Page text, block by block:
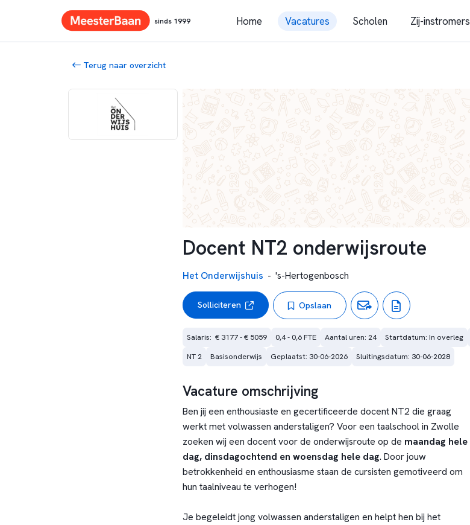
sinds 1999 Home Vacatures Scholen Zij-instromers
Terug naar overzicht
Docent NT2 onderwijsroute
Het Onderwijshuis - 's-Hertogenbosch
Solliciteren Opslaan
Salaris:  € 3177 - € 5059 0,4 - 0,6 FTE Aantal uren: 24 Startdatum: In overleg
NT 2
Basisonderwijs Geplaatst: 30-06-2026 Sluitingsdatum: 30-06-2028
Vacature omschrijving
Ben jij een enthousiaste en gecertificeerde docent NT2 die graag
werkt met volwassen anderstaligen? Voor een taalschool in Zwolle
zoeken wij een docent voor de onderwijsroute op de maandag hele
dag, dinsdagochtend en woensdag hele dag. Door jouw
betrokkenheid en enthousiasme staan de cursisten gemotiveerd om
hun taalniveau te verhogen!
Je begeleidt jong volwassen anderstaligen en helpt hen bij het